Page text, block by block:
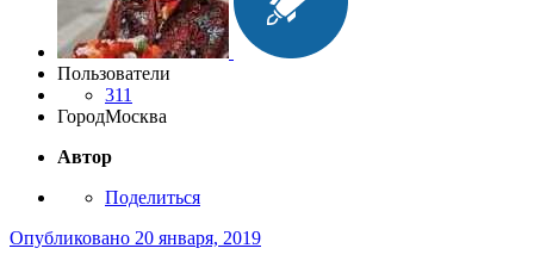
Пользователи
311
ГородМосква
Автор
Поделиться
Опубликовано 20 января, 2019